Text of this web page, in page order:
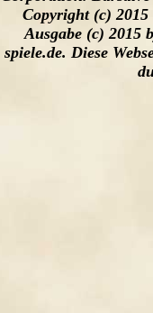
Copyright (c)
Ausgabe (c) 2015
spiele.de. Diese